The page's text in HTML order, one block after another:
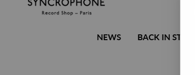
NEWS BACK IN STOCK